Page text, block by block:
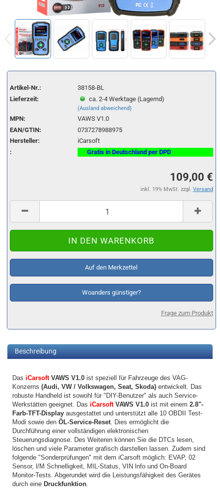
Artikel-Nr.:
38158-BL
Lieferzeit:
ca. 2-4 Werktage (Lagernd)
(Ausland abweichend)
MPN:
VAWS V1.0
EAN/GTIN:
0737278988975
Hersteller:
iCarsoft
:
Gratis in Deutschland per DPD
109,00 €
inkl. 19% MwSt. zzgl. Versand
Auf den Merkzettel
Woanders günstiger?
Frage zum Produkt
Beschreibung
Das iCarsoftVAWS V1.0 ist speziell für Fahrzeuge des VAG-
Konzerns (Audi, VW / Volkswagen, Seat, Skoda) entwickelt. Das
robuste Handheld ist sowohl für "DIY-Benutzer" als auch Service-
Werkstätten geeignet. Das iCarsoftVAWS V1.0 ist mit einem 2.8"-
Farb-TFT-Display ausgestattet und unterstützt alle 10 OBDII Test-
Modi sowie den ÖL-Service-Reset . Dies ermöglicht die
Durchführung einer vollständigen elektronischen
Steuerungsdiagnose. Des Weiteren können Sie die DTCs lesen,
löschen und viele Parameter grafisch darstellen lassen. Zudem sind
folgende "Sonderprüfungen" mit dem iCarsoft möglich: EVAP, 02
Sensor, l/M Schnelligkeit, MIL-Status, VIN lnfo und On-Board
Monitor-Tests. Abgerundet wird die Leistungsfähigkeit des Gerätes
durch eine Druckfunktion